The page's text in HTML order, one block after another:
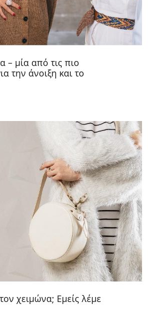
– μία από τις πιο
την άνοιξη και το
χειμώνα; Εμείς λέμε